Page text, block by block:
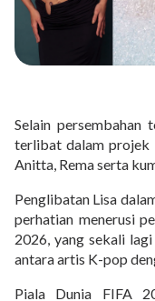
Selain persembahan
terlibat dalam projek
Anitta, Rema serta
Penglibatan Lisa
perhatian menerusi
2026, yang sekali
antara artis K-pop
Piala Dunia FIFA